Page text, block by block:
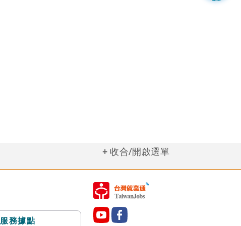
收合/開啟選單
服務據點